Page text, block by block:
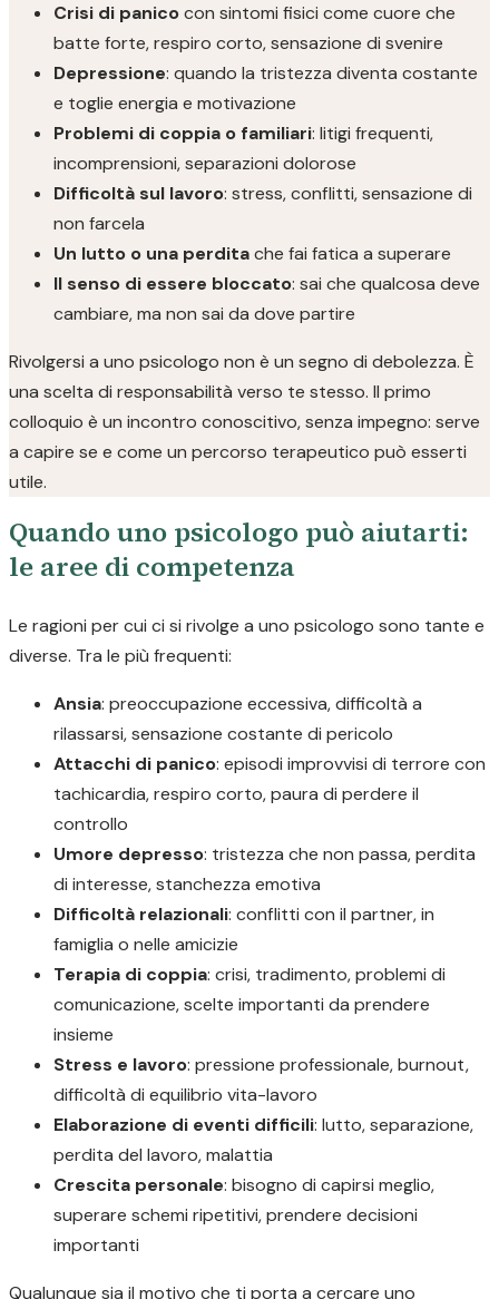
Crisi di panicocon sintomi fisici come cuore che
batte forte, respiro corto, sensazione di svenire
Depressione: quando la tristezza diventa costante
e toglie energia e motivazione
Problemi di coppia o familiari: litigi frequenti,
incomprensioni, separazioni dolorose
Difficoltà sul lavoro: stress, conflitti, sensazione di
non farcela
Un lutto o una perditache fai fatica a superare
Il senso di essere bloccato: sai che qualcosa deve
cambiare, ma non sai da dove partire
Rivolgersi a uno psicologo non è un segno di debolezza. È
una scelta di responsabilità verso te stesso. Il primo
colloquio è un incontro conoscitivo, senza impegno: serve
a capire se e come un percorso terapeutico può esserti
utile.
Quando uno psicologo può aiutarti:
le aree di competenza
Le ragioni per cui ci si rivolge a uno psicologo sono tante e
diverse. Tra le più frequenti:
Ansia: preoccupazione eccessiva, difficoltà a
rilassarsi, sensazione costante di pericolo
Attacchi di panico: episodi improvvisi di terrore con
tachicardia, respiro corto, paura di perdere il
controllo
Umore depresso: tristezza che non passa, perdita
di interesse, stanchezza emotiva
Difficoltà relazionali: conflitti con il partner, in
famiglia o nelle amicizie
Terapia di coppia: crisi, tradimento, problemi di
comunicazione, scelte importanti da prendere
insieme
Stress e lavoro: pressione professionale, burnout,
difficoltà di equilibrio vita-lavoro
Elaborazione di eventi difficili: lutto, separazione,
perdita del lavoro, malattia
Crescita personale: bisogno di capirsi meglio,
superare schemi ripetitivi, prendere decisioni
importanti
Qualunque sia il motivo che ti porta a cercare uno